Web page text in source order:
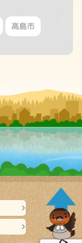
高島市